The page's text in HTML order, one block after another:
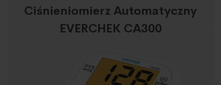
Ciśnieniomierz Automatyczny
EVERCHEK CA300